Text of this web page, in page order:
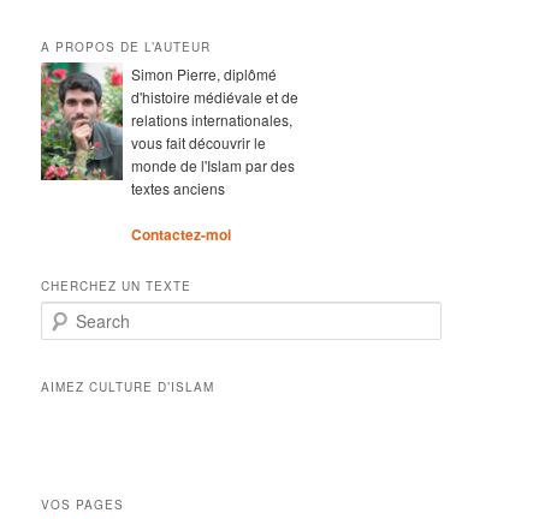
A PROPOS DE L’AUTEUR
Simon Pierre, diplômé
d'histoire médiévale et de
relations internationales,
vous fait découvrir le
monde de l'Islam par des
textes anciens
Contactez-moi
CHERCHEZ UN TEXTE
Search
AIMEZ CULTURE D’ISLAM
VOS PAGES